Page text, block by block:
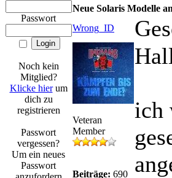
Passwort
Noch kein
Mitglied?
Klicke hierum
dich zu
registrieren
Passwort
vergessen?
Um ein neues
Passwort
Neue Solaris Modelle
Wrong_ID
Veteran
Member
Beiträge: 690
ich